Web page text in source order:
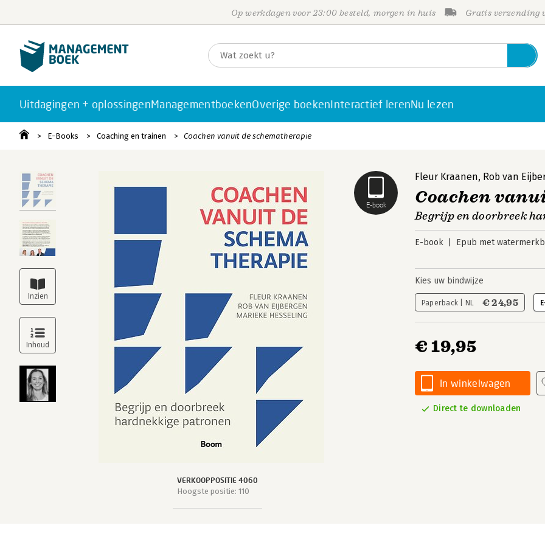
Op werkdagen voor 23:00 besteld, morgen in huis Gratis verzending
Uitdagingen + oplossingenManagementboekenOverige boekenInteractief lerenNu lezen
E-Books Coaching en trainen Coachen vanuit de schematherapie
E-book
VERKOOPPOSITIE 4060
Hoogste positie: 110
Fleur Kraanen, Rob van
Coachen
Begrijp en doorbreek
E-book Epub met
Kies uw bindwijze
Paperback | NL € 24,95
€ 19,95
In winkelwagen
Direct te downloaden